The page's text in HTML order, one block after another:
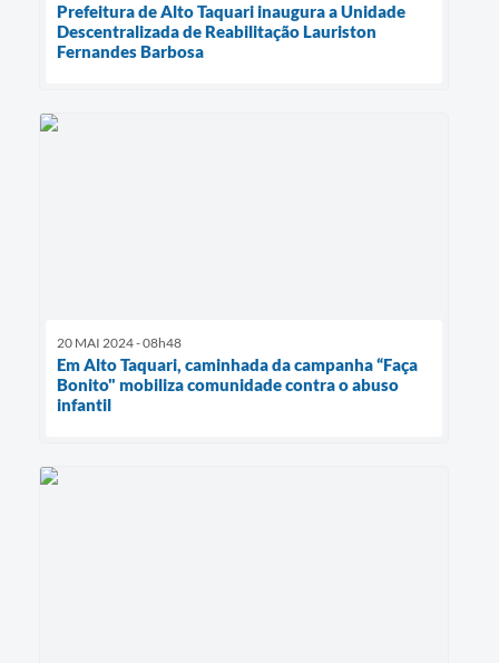
Prefeitura de Alto Taquari inaugura a Unidade
Descentralizada de Reabilitação Lauriston
Fernandes Barbosa
20 MAI 2024 - 08h48
Em Alto Taquari, caminhada da campanha “Faça
Bonito" mobiliza comunidade contra o abuso
infantil